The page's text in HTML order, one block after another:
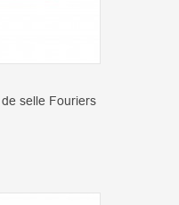
selle Fouriers